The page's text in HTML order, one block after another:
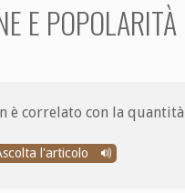
E POPOLARITÀ
correlato con la
l'articolo